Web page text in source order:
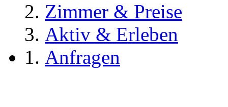
Zimmer & Preise
Aktiv & Erleben
Anfragen